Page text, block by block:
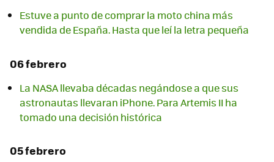
Estuve a punto de comprar la moto china más
vendida de España. Hasta que leí la letra pequeña
06 febrero
La NASA llevaba décadas negándose a que sus
astronautas llevaran iPhone. Para Artemis II ha
tomado una decisión histórica
05 febrero